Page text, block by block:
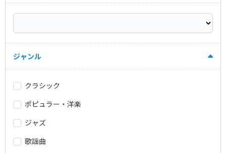
ジャンル
クラシック
ポピュラー・洋楽
ジャズ
歌謡曲